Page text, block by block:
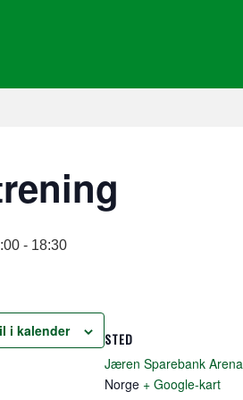
- 18:30
i kalender STED
Jæren Sparebank Arena
Norge + Google-kart